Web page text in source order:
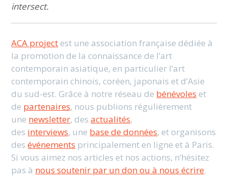
intersect.
ACA project est une association française dédiée à
la promotion de la connaissance de l’art
contemporain asiatique, en particulier l’art
contemporain chinois, coréen, japonais et d’Asie
du sud-est. Grâce à notre réseau de bénévoles et
de partenaires, nous publions régulièrement
une newsletter, desactualités,
des interviews, une base de données, et organisons
desévénements principalement en ligne et à Paris.
Si vous aimez nos articles et nos actions, n’hésitez
pas à nous soutenir par un don ou à nous écrire.